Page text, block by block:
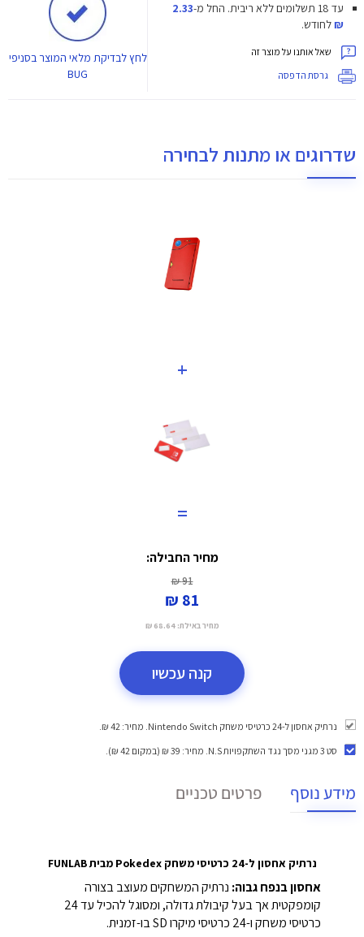
עד 18 תשלומים ללא ריבית.
החל מ-2.33
₪לחודש.
שאל אותנו על מוצר זה
גרסת הדפסה
לחץלבדיקת מלאי המוצר בסניפי
BUG
שדרוגים או מתנות לבחירה
+
=
מחיר החבילה:
91 ₪
81 ₪
מחיר באילת: 68.64 ₪
קנה עכשיו
נרתיק אחסון ל-24 כרטיסי משחק Nintendo Switch. מחיר: 42 ₪.
סט 3 מגני מסך נגד השתקפויות N.S
. מחיר: 39 ₪ (במקום 42 ₪).
מידע נוסף פרטים טכניים
נרתיק אחסון ל-24 כרטיסי משחק Pokedex מבית FUNLAB
אחסון בנפח גבוה: נרתיק המשחקים מעוצב בצורה
קומפקטית אך בעל קיבולת גדולה, ומסוגל להכיל עד 24
כרטיסי משחק ו-24 כרטיסי מיקרו SD בו-זמנית.